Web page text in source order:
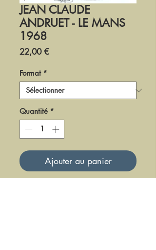
JEAN CLAUDE
ANDRUET - LE MANS
1968
22,00 €Prix
Format *
Quantité *
Ajouter au panier